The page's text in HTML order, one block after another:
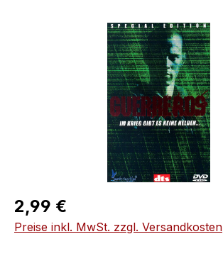
Bildergalerie überspringen
Regulärer Preis:
2,99 €
Preise inkl. MwSt. zzgl. Versandkosten